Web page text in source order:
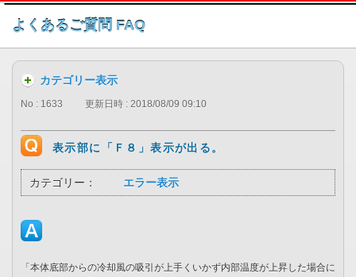
このページの本文へ
よくあるご質問 FAQ
カテゴリー表示
No : 1633 更新日時 : 2018/08/09 09:10
表示部に「Ｆ８」表示が出る。
カテゴリー： エラー表示
「本体底部からの冷却風の吸引が上手くいかず内部温度が上昇した場合に